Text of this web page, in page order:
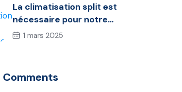
La climatisation split est
nécessaire pour notre
confort ?
1 mars 2025
Comments